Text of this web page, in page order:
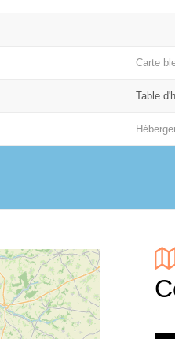
Carte
Table